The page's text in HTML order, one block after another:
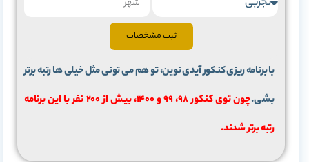
ثبت مشخصات
با برنامه ریزی کنکور آیدی نوین، تو هم می تونی مثل خیلی ها رتبه برتر
بشی.
چون توی کنکور 98، 99 و 1400، بیش از 200 نفر با این برنامه
رتبه برتر شدند.